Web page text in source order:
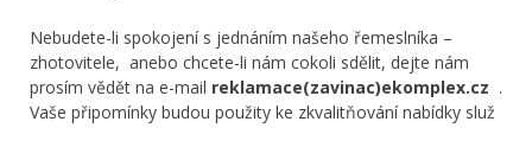
Nebudete-li spokojení s jednáním našeho řemeslníka –
zhotovitele, anebo chcete-li nám cokoli sdělit, dejte nám
prosím vědět na e-mail reklamace(zavinac)ekomplex.cz .
Vaše připomínky budou použity ke zkvalitňování nabídky služ